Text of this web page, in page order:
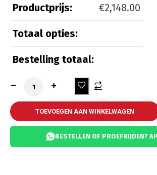
Beveiliging
Kettingslot ART 4(+€
Productprijs: €2,148.00
Totaal opties:
Bestelling totaal:
TOEVOEGEN AAN WINKELWAGEN
BESTELLEN OF PROEFRIJDEN?